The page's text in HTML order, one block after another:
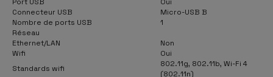
Connecteur USB
Micro-USB B
Nombre de ports USB
1
Réseau
Ethernet/LAN
Non
Wifi
Oui
Standards wifi
802.11g, 802.11b, Wi-Fi 4
(802.11n)